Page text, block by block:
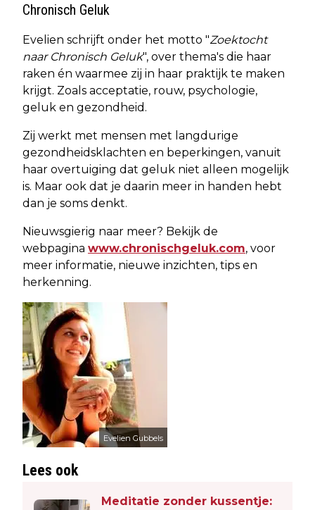
Chronisch Geluk
Evelien schrijft onder het motto "Zoektocht
naar Chronisch Geluk", over thema's die haar
raken én waarmee zij in haar praktijk te maken
krijgt. Zoals acceptatie, rouw, psychologie,
geluk en gezondheid.
Zij werkt met mensen met langdurige
gezondheidsklachten en beperkingen, vanuit
haar overtuiging dat geluk niet alleen mogelijk
is. Maar ook dat je daarin meer in handen hebt
dan je soms denkt.
Nieuwsgierig naar meer? Bekijk de
webpagina www.chronischgeluk.com, voor
meer informatie, nieuwe inzichten, tips en
herkenning.
Evelien Gubbels
Lees ook
Meditatie zonder kussentje: